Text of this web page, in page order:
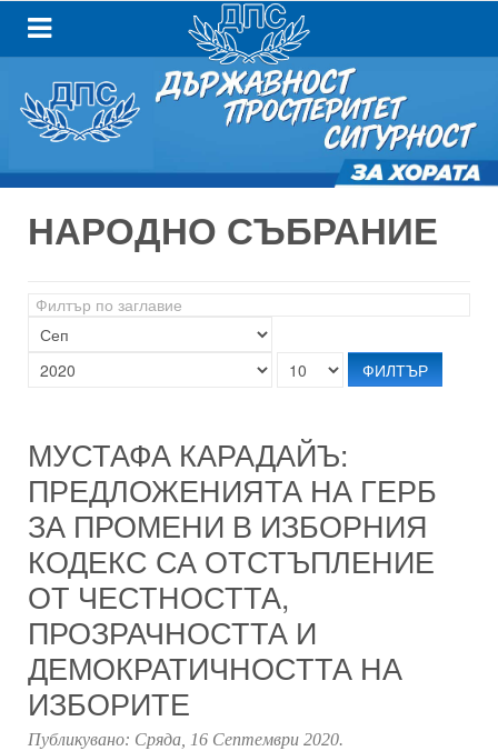
НАРОДНО СЪБРАНИЕ
Филтър
по
заглавие
ФИЛТЪР
МУСТАФА КАРАДАЙЪ:
ПРЕДЛОЖЕНИЯТА НА ГЕРБ
ЗА ПРОМЕНИ В ИЗБОРНИЯ
КОДЕКС СА ОТСТЪПЛЕНИЕ
ОТ ЧЕСТНОСТТА,
ПРОЗРАЧНОСТТА И
ДЕМОКРАТИЧНОСТТА НА
ИЗБОРИТЕ
Публикувано: Сряда, 16 Септември 2020.